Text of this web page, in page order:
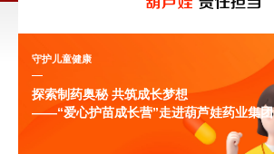
守护儿童健康
探索制药奥秘 共筑成长梦想
——“爱心护苗成长营”走进葫芦娃药业集团